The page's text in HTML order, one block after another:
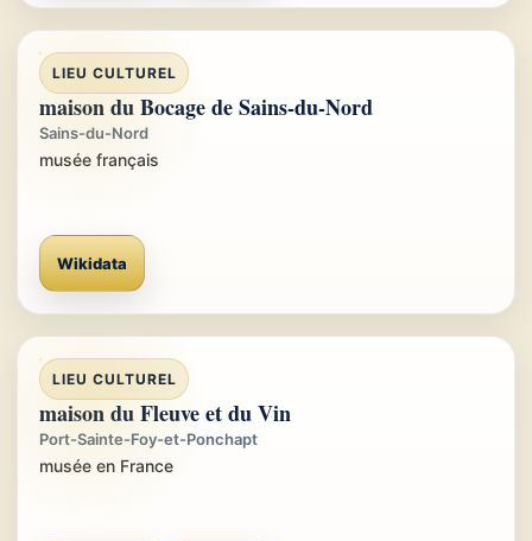
LIEU CULTUREL
maison du Bocage de Sains-du-Nord
Sains-du-Nord
musée français
Wikidata
LIEU CULTUREL
maison du Fleuve et du Vin
Port-Sainte-Foy-et-Ponchapt
musée en France